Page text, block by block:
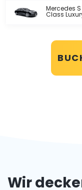
Mercedes S
Class
Wir